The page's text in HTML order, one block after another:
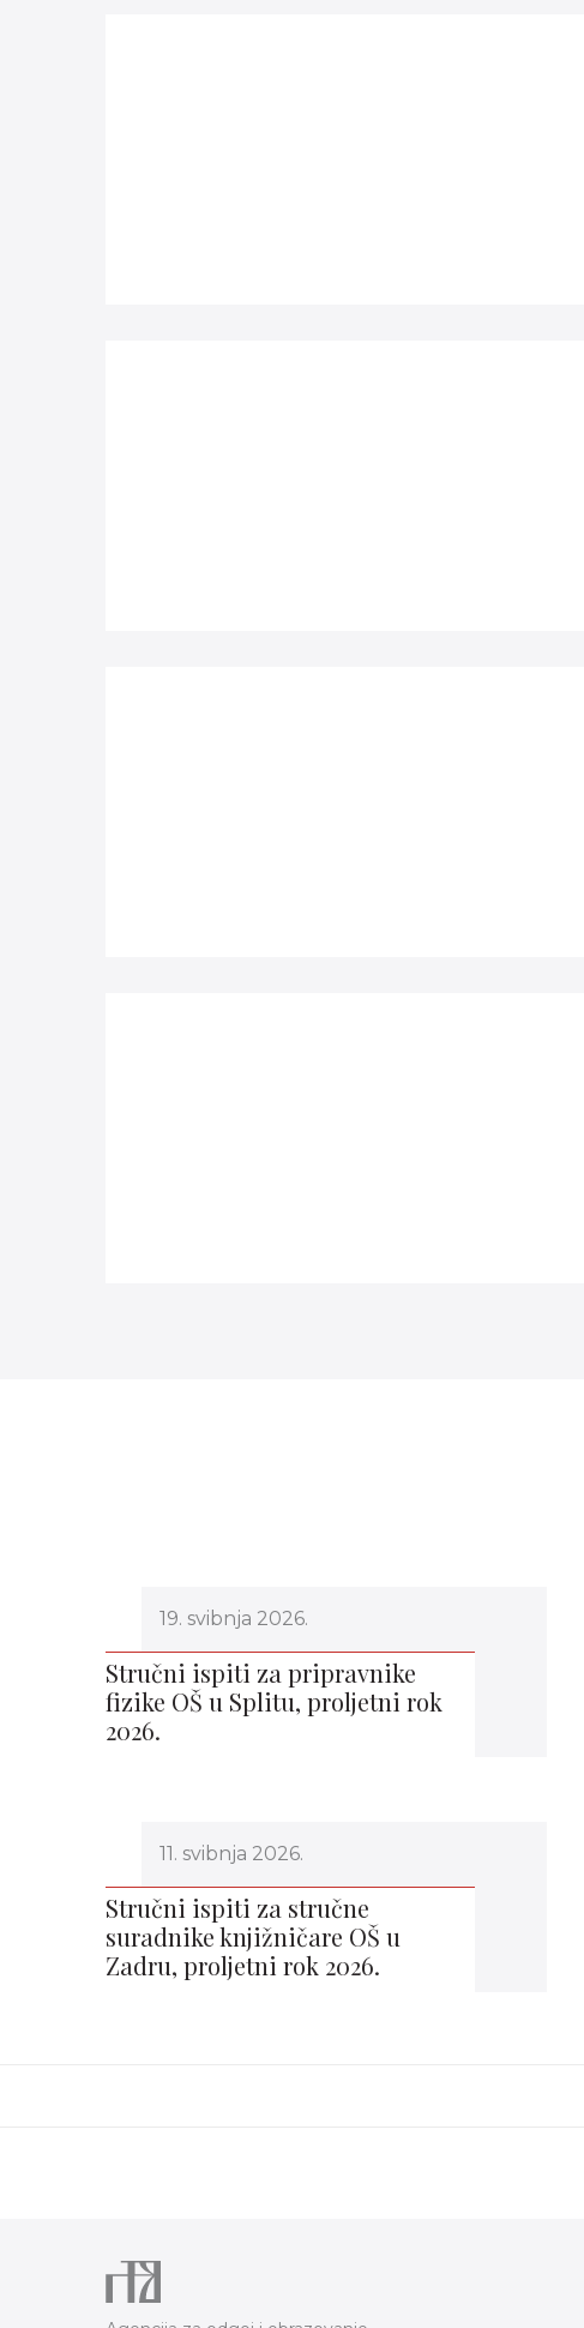
19. svibnja 2026.
Stručni ispiti za pripravnike
fizike OŠ u Splitu, proljetni rok
2026.
11. svibnja 2026.
Stručni ispiti za stručne
suradnike knjižničare OŠ u
Zadru, proljetni rok 2026.